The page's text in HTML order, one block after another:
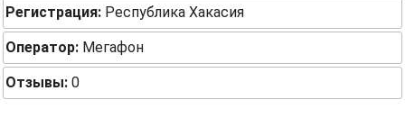
Регистрация: Республика Хакасия
Оператор: Мегафон
Отзывы: 0